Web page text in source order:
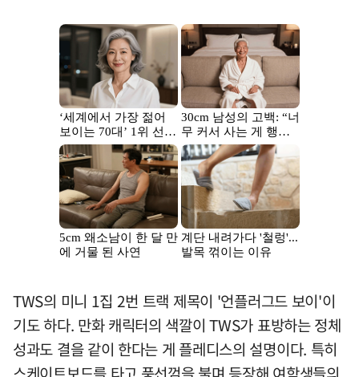
TWS의 미니 1집 2번 트랙 제목이 '언플러그드 보이'이
기도 하다. 만화 캐릭터의 색깔이 TWS가 표방하는 정체
성과도 결을 같이 한다는 게 플레디스의 설명이다. 특히